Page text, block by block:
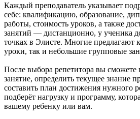
Каждый преподаватель указывает
себе: квалификацию, образование,
работы, стоимость уроков, а также
занятий — дистанционно, у ученика
точках в Элисте. Многие предлагают
уроки, так и небольшие групповые
После выбора репетитора вы сможете
занятие, определить текущее знание
составить план достижения нужного
подберёт нагрузку и программу,
вашему ребенку или вам.